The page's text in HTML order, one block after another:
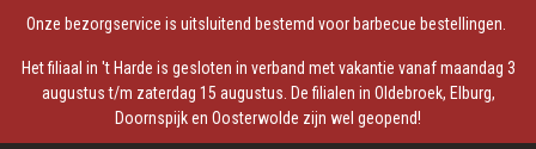
Onze bezorgservice is uitsluitend bestemd voor barbecue bestellingen.
Het filiaal in 't Harde is gesloten in verband met vakantie vanaf maandag 3
augustus t/m zaterdag 15 augustus. De filialen in Oldebroek, Elburg,
Doornspijk en Oosterwolde zijn wel geopend!